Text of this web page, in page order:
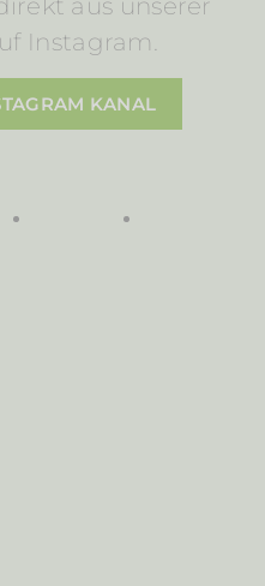
aus unserer
Instagram.
KANAL